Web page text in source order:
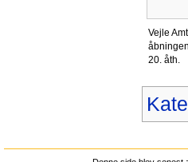
Vejle
20. åth.